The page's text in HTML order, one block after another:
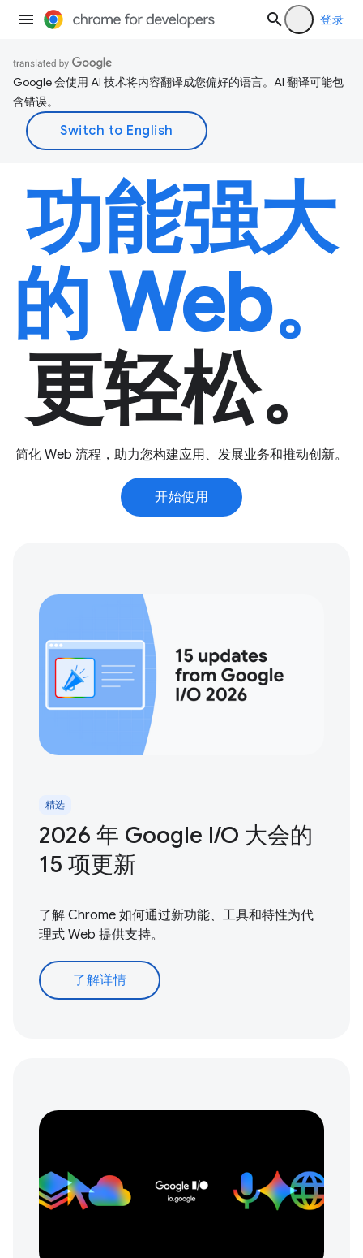
登录
Google 会使用 AI 技术将内容翻译成您偏好的语言。AI 翻译可能包
含错误。
功能强大
的 Web。
更轻松。
简化 Web 流程，助力您构建应用、发展业务和推动创新。
开始使用
精选
2026 年 Google I / O 大会的
15 项更新
了解 Chrome 如何通过新功能、工具和特性为代
理式 Web 提供支持。
了解详情